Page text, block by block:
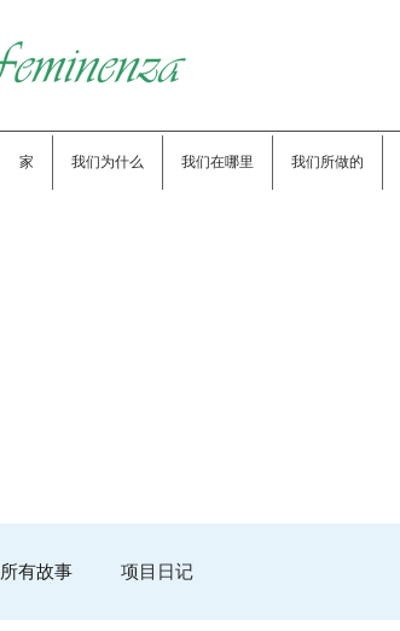
家 我们为什么 我们在哪里 我们所做的
所有故事 项目日记